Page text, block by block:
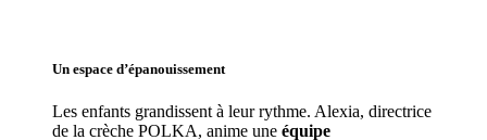
Un espace d’épanouissement
Les enfants grandissent à leur rythme. Alexia, directrice
de la crèche POLKA, anime une équipe